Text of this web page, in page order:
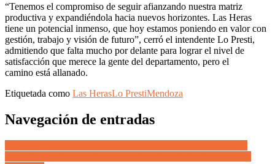
“Tenemos el compromiso de seguir afianzando nuestra matriz
productiva y expandiéndola hacia nuevos horizontes. Las Heras
tiene un potencial inmenso, que hoy estamos poniendo en valor con
gestión, trabajo y visión de futuro”, cerró el intendente Lo Presti,
admitiendo que falta mucho por delante para lograr el nivel de
satisfacción que merece la gente del departamento, pero el
camino está allanado.
Etiquetada como Las HerasLo PrestiMendoza
Navegación de entradas